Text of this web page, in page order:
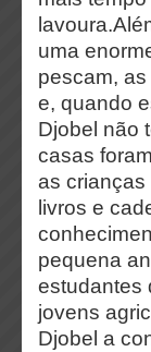
uma
pescam,
e, quando
Djobel não
casas
as crianças
livros e
pequena
estudantes
jovens
Djobel a